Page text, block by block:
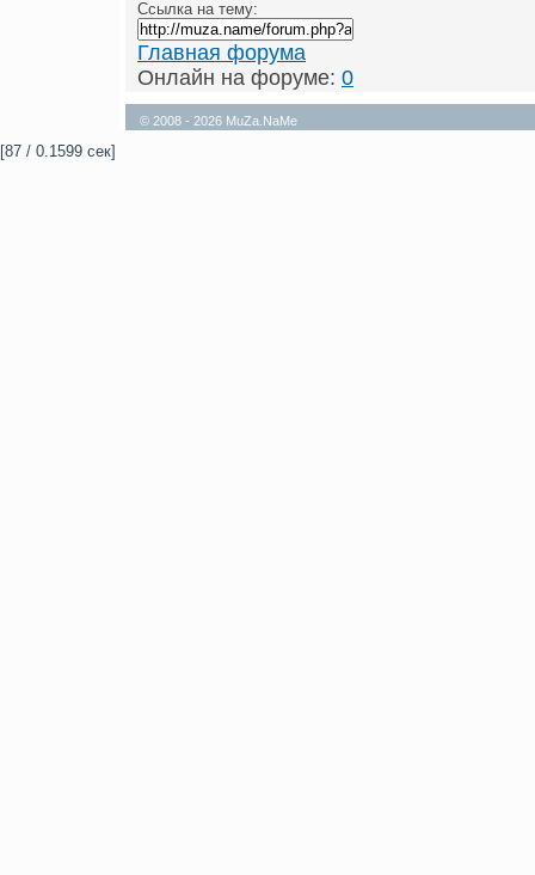
Ссылка на тему:
Главная форума
Онлайн на форуме: 0
© 2008 - 2026 MuZa.NaMe
[87 / 0.1599 сек]